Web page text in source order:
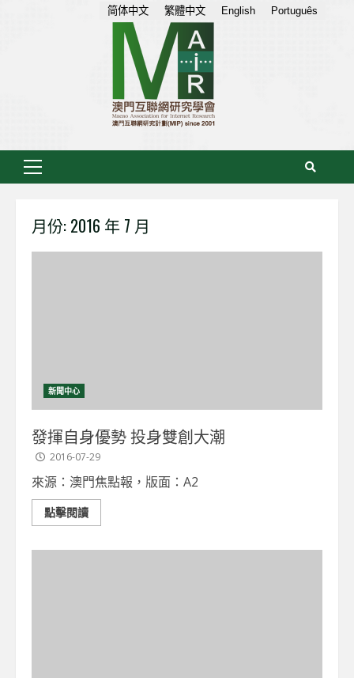
Primary
月份: 2016 年 7 月
新聞中心
發揮自身優勢 投身雙創大潮
2016-07-29
來源：澳門焦點報，版面：A2
點擊閱讀
简体中文 繁體中文 English Português